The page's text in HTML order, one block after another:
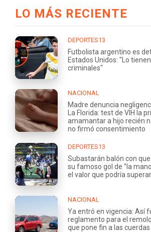
LO MÁS RECIENTE
DEPORTES13
Futbolista argentino es
Estados Unidos: "Lo
criminales"
NACIONAL
Madre denuncia
La Florida: test de VIH la
amamantar a hijo recién
no firmó consentimiento
DEPORTES13
Subastarán balón con
su famoso gol de "la
el valor que podría
NACIONAL
Ya entró en vigencia: Así
reglamento para el
que pone fin a las